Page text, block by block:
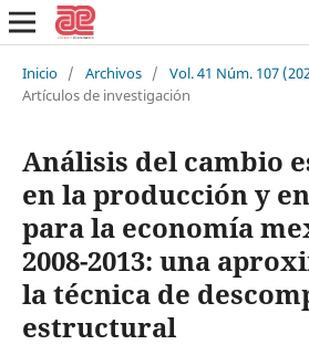
Inicio / Archivos / Vol. 41 Núm. 107
Artículos de investigación
Análisis del cambio
en la producción y
para la economía
2008-2013: una
la técnica de
estructural